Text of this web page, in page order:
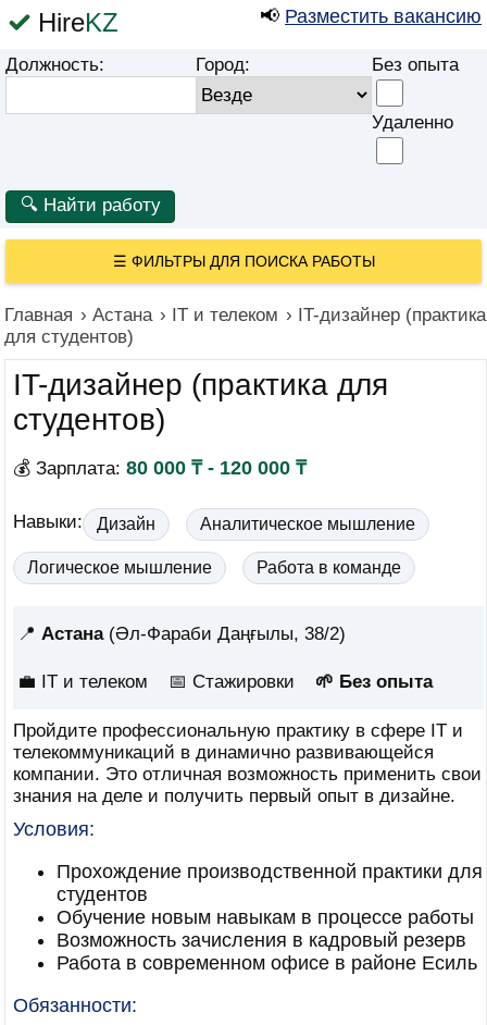
HireKZ 📢 Разместить вакансию
Должность: Город: Без опыта
Удаленно
☰ ФИЛЬТРЫ ДЛЯ ПОИСКА РАБОТЫ
Главная › Астана › IT и телеком › IT-дизайнер (практика
для студентов)
IT-дизайнер (практика для
студентов)
💰 Зарплата: 80 000 ₸ - 120 000 ₸
Навыки: Дизайн Аналитическое мышление
Логическое мышление Работа в команде
📍 Астана(Әл-Фараби Даңғылы, 38/2)
💼 IT и телеком 📅 Стажировки 🌱 Без опыта
Пройдите профессиональную практику в сфере IT и
телекоммуникаций в динамично развивающейся
компании. Это отличная возможность применить свои
знания на деле и получить первый опыт в дизайне.
Условия:
Прохождение производственной практики для
студентов
Обучение новым навыкам в процессе работы
Возможность зачисления в кадровый резерв
Работа в современном офисе в районе Есиль
Обязанности: